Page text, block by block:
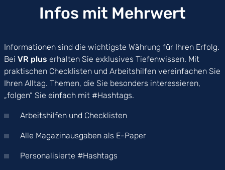
Infos mit Mehrwert
Informationen sind die wichtigste Währung für Ihren Erfolg.
Bei VR plus erhalten Sie exklusives Tiefenwissen. Mit
praktischen Checklisten und Arbeitshilfen vereinfachen Sie
Ihren Alltag. Themen, die Sie besonders interessieren,
„folgen“ Sie einfach mit #Hashtags.
Arbeitshilfen und Checklisten
Alle Magazinausgaben als E-Paper
Personalisierte #Hashtags